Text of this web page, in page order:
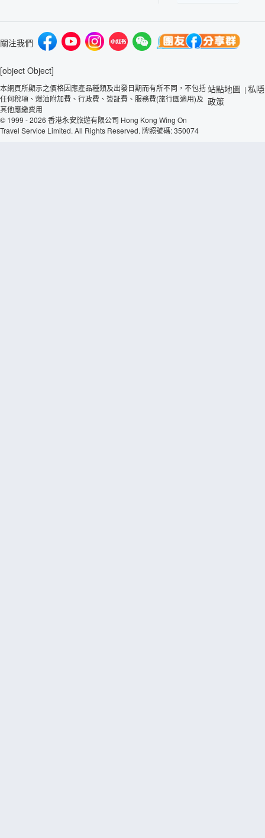
關注我們
[object Object]
本網頁所顯示之價格因應產品種類及出發日期而有所不同，不包括
任何稅項、燃油附加費、行政費、簽証費、服務費(旅行團適用)及
其他應繳費用
© 1999 - 2026 香港永安旅遊有限公司 Hong Kong Wing On
Travel Service Limited. All Rights Reserved. 牌照號碼: 350074
站點地圖 | 私隱
政策